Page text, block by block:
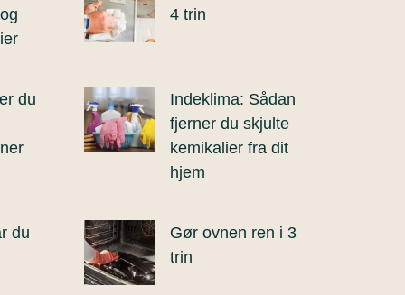
4 trin
du
Indeklima: Sådan
fjerner du skjulte
kemikalier fra dit
hjem
du
Gør ovnen ren i 3
trin